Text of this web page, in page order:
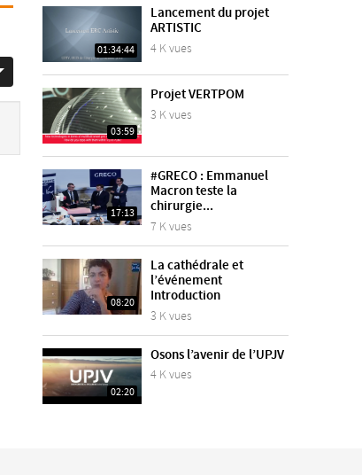
01:34:44
Lancement du projet
ARTISTIC
4 K vues
03:59
Projet VERTPOM
3 K vues
17:13
#GRECO : Emmanuel
Macron teste la
chirurgie...
7 K vues
08:20
La cathédrale et
l’événement
Introduction
3 K vues
02:20
Osons l’avenir de l’UPJV
4 K vues